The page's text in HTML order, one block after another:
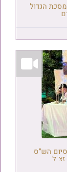
הגדול
הש"ס